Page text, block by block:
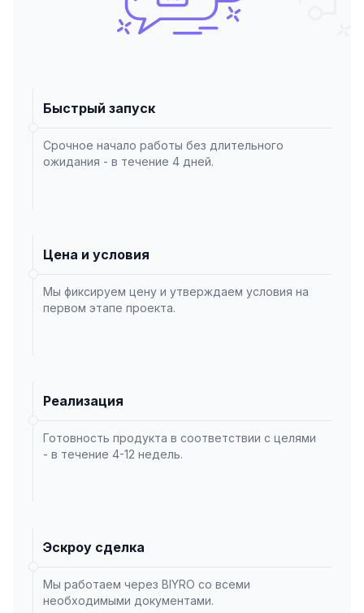
Быстрый запуск
Срочное начало работы без длительного
ожидания - в течение 4 дней.
Цена и условия
Мы фиксируем цену и утверждаем условия на
первом этапе проекта.
Реализация
Готовность продукта в соответствии с целями
- в течение 4-12 недель.
Эскроу сделка
Мы работаем через BIYRO со всеми
необходимыми документами.